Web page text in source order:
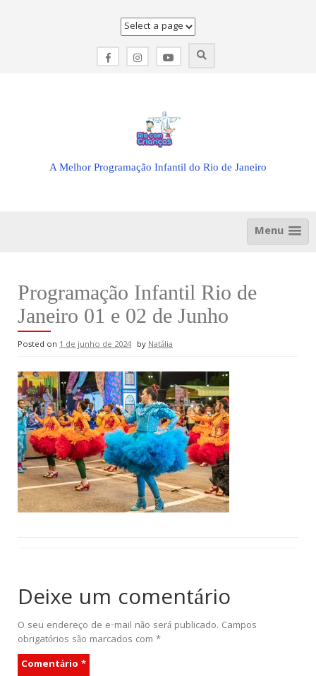
A Melhor Programação Infantil do Rio de Janeiro
Menu
Programação Infantil Rio de
Janeiro 01 e 02 de Junho
Posted on 1 de junho de 2024 byNatália
Deixe um comentário
O seu endereço de e-mail não será publicado. Campos
obrigatórios são marcados com *
Comentário *